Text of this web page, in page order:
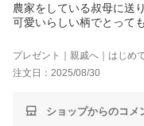
農家をしている叔母に送
可愛いらしい柄でとって
プレゼント｜親戚へ｜はじめ
注文日：2025/08/30
ショップからのコメ